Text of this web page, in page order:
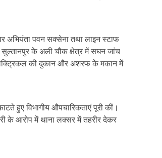
अभियंता पवन सक्सेना तथा लाइन स्टाफ
के अली चौक क्षेत्र में सघन जांच
की दुकान और अशरफ के मकान में
हुए विभागीय औपचारिकताएं पूरी कीं।
के आरोप में थाना लक्सर में तहरीर देकर